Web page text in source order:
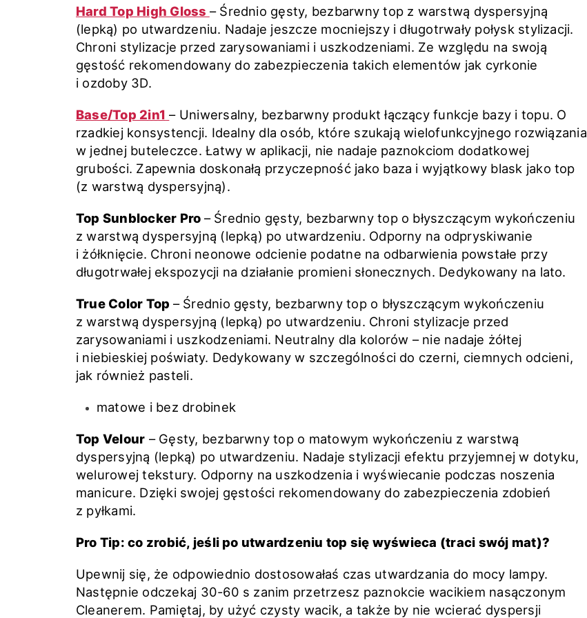
Hard Top High Gloss – Średnio gęsty, bezbarwny top z warstwą dyspersyjną
(lepką) po utwardzeniu. Nadaje jeszcze mocniejszy i długotrwały połysk stylizacji.
Chroni stylizacje przed zarysowaniami i uszkodzeniami. Ze względu na swoją
gęstość rekomendowany do zabezpieczenia takich elementów jak cyrkonie
i ozdoby 3D.
Base/Top 2in1 – Uniwersalny, bezbarwny produkt łączący funkcje bazy i topu. O
rzadkiej konsystencji. Idealny dla osób, które szukają wielofunkcyjnego rozwiązania
w jednej buteleczce. Łatwy w aplikacji, nie nadaje paznokciom dodatkowej
grubości. Zapewnia doskonałą przyczepność jako baza i wyjątkowy blask jako top
(z warstwą dyspersyjną).
Top Sunblocker Pro – Średnio gęsty, bezbarwny top o błyszczącym wykończeniu
z warstwą dyspersyjną (lepką) po utwardzeniu. Odporny na odpryskiwanie
i żółknięcie. Chroni neonowe odcienie podatne na odbarwienia powstałe przy
długotrwałej ekspozycji na działanie promieni słonecznych. Dedykowany na lato.
True Color Top – Średnio gęsty, bezbarwny top o błyszczącym wykończeniu
z warstwą dyspersyjną (lepką) po utwardzeniu. Chroni stylizacje przed
zarysowaniami i uszkodzeniami. Neutralny dla kolorów – nie nadaje żółtej
i niebieskiej poświaty. Dedykowany w szczególności do czerni, ciemnych odcieni,
jak również pasteli.
matowe i bez drobinek
Top Velour – Gęsty, bezbarwny top o matowym wykończeniu z warstwą
dyspersyjną (lepką) po utwardzeniu. Nadaje stylizacji efektu przyjemnej w dotyku,
welurowej tekstury. Odporny na uszkodzenia i wyświecanie podczas noszenia
manicure. Dzięki swojej gęstości rekomendowany do zabezpieczenia zdobień
z pyłkami.
Pro Tip: co zrobić, jeśli po utwardzeniu top się wyświeca (traci swój mat)?
Upewnij się, że odpowiednio dostosowałaś czas utwardzania do mocy lampy.
Następnie odczekaj 30-60 s zanim przetrzesz paznokcie wacikiem nasączonym
Cleanerem. Pamiętaj, by użyć czysty wacik, a także by nie wcierać dyspersji